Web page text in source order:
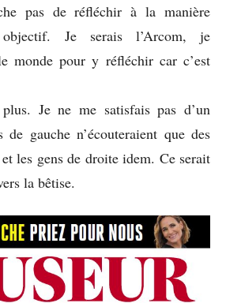
pas de réfléchir à la manière
Je serais l’Arcom, je
monde pour y réfléchir car c’est
Je ne me satisfais pas d’un
gauche n’écouteraient que des
les gens de droite idem. Ce serait
la bêtise.